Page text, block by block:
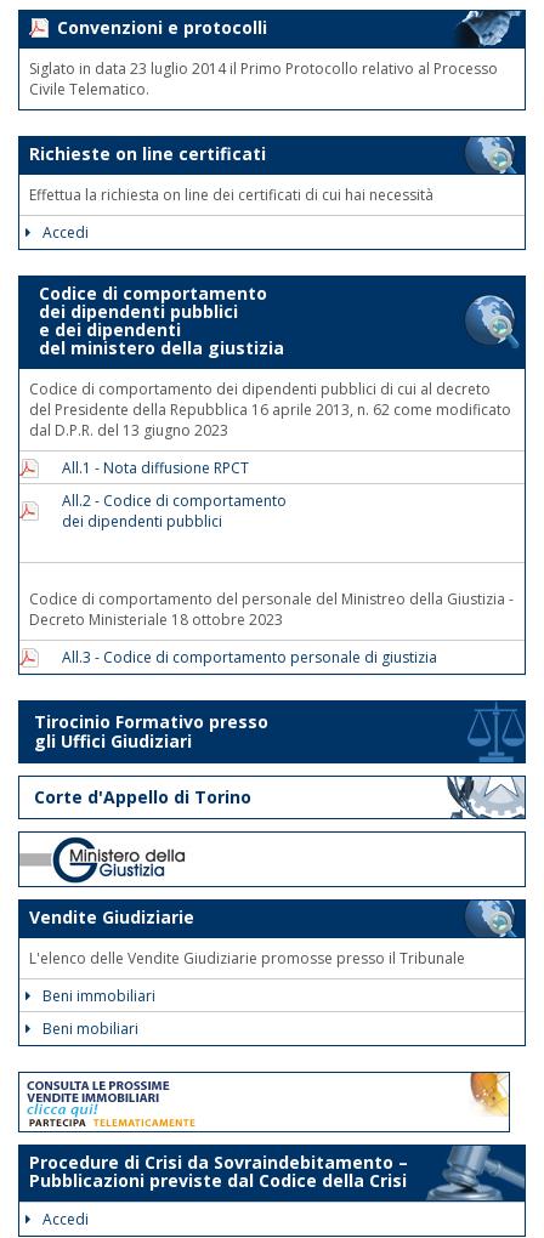
Convenzioni e protocolli
Siglato in data 23 luglio 2014 il Primo Protocollo relativo al Processo
Civile Telematico.
Richieste on line certificati
Effettua la richiesta on line dei certificati di cui hai necessità
Accedi
Codice di comportamento
dei dipendenti pubblici
e dei dipendenti
del ministero della giustizia
Codice di comportamento dei dipendenti pubblici di cui al decreto
del Presidente della Repubblica 16 aprile 2013, n. 62 come modificato
dal D.P.R. del 13 giugno 2023
All.1 - Nota diffusione RPCT
All.2 - Codice di comportamento
dei dipendenti pubblici
Codice di comportamento del personale del Ministreo della Giustizia -
Decreto Ministeriale 18 ottobre 2023
All.3 - Codice di comportamento personale di giustizia
Tirocinio Formativo presso
gli Uffici Giudiziari
Corte d'Appello di Torino
Vendite Giudiziarie
L'elenco delle Vendite Giudiziarie promosse presso il Tribunale
Beni immobiliari
Beni mobiliari
Procedure di Crisi da Sovraindebitamento –
Pubblicazioni previste dal Codice della Crisi
Accedi